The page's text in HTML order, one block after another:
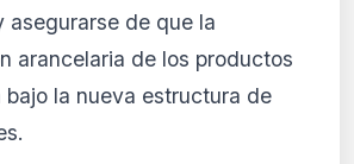
asegurarse de que la
arancelaria de los productos
bajo la nueva estructura de